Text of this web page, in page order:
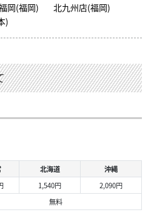
岡(福岡)
北九州店(福岡)
)
北海道
沖縄
1,540円
2,090円
無料